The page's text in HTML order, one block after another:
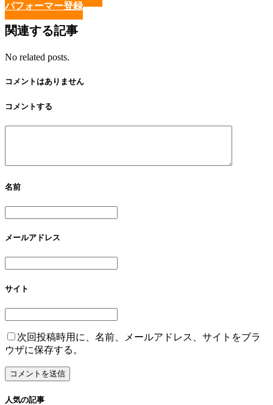
パフォーマー登録
関連する記事
No related posts.
コメントはありません
コメントする
名前
メールアドレス
サイト
次回投稿時用に、名前、メールアドレス、サイトをブラ
ウザに保存する。
人気の記事